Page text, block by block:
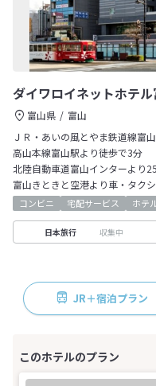
ダイワロイネットホテ
富山県
富山
ＪＲ・あいの風とやま鉄道線富
高山本線富山駅より徒歩で3分
北陸自動車道富山インターより
富山きときと空港より車・タク
コンビニ 宅配サービス ホテ
日本旅行 収集中
JR＋宿泊プラン